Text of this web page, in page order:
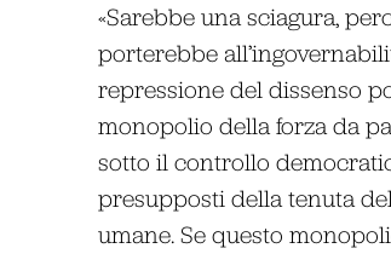
«Sarebbe una sciagura,
porterebbe
repressione del dissenso
monopolio della forza da
sotto il controllo
presupposti della tenuta
umane. Se questo